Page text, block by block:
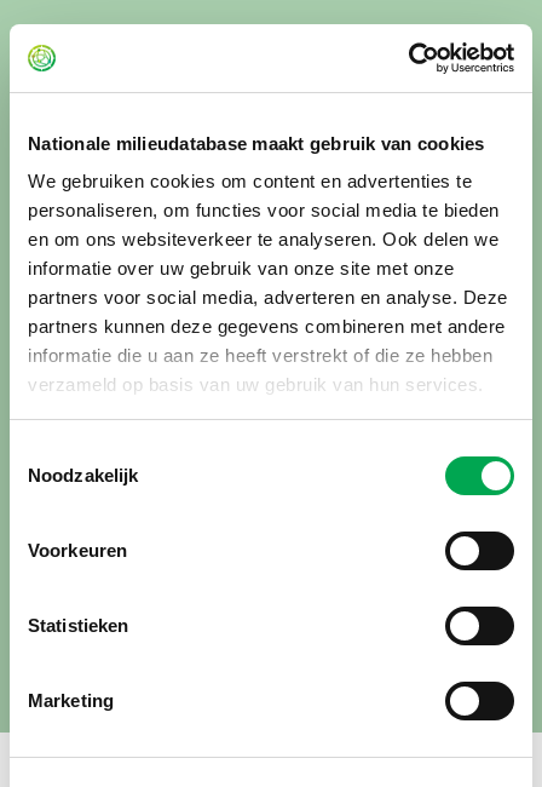
Nationale milieudatabase maakt gebruik van cookies
We gebruiken cookies om content en advertenties te
personaliseren, om functies voor social media te bieden
en om ons websiteverkeer te analyseren. Ook delen we
informatie over uw gebruik van onze site met onze
partners voor social media, adverteren en analyse. Deze
partners kunnen deze gegevens combineren met andere
informatie die u aan ze heeft verstrekt of die ze hebben
verzameld op basis van uw gebruik van hun services.
Noodzakelijk
Voorkeuren
Statistieken
Marketing
Snel naar:
Per 1 juli 2026: nieuwe Bepalingsmethode
in werking
Toepassing van milieuprestatie in de praktijk
Rekeninstrumenten voor milieuprestatie
Werken met de Bepalingsmethode Milieuprestatie
Bouwwerken
Verschil tussen categorie 1, 2 en 3 data
Categorie 3 data en toepassing
Kwaliteit en toetsing van milieudata
Aan de slag met milieudata van de NMD
Gebruik deze pagina’s om inzicht te krijgen in hoe
milieuprestatieberekeningen en hoe u hiermee werkt in de
Heeft u een vraag? Bekijk de
of neem